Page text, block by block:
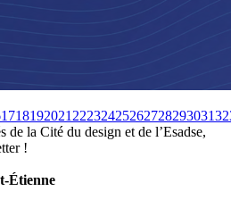
1718192021 2223242526272829303132
de la Cité du design et de l’Esadse,
!
Étienne